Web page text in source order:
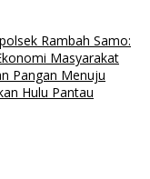
Rambah Samo:
Masyarakat
Pangan Menuju
Hulu Pantau